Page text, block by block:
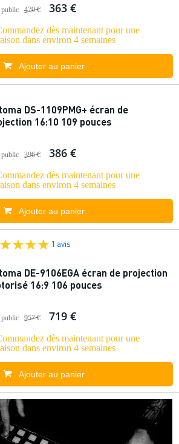
479 € 363 €
dès maintenant pour une
dans environ 4 semaines
Ajouter au panier
DS-1109PMG+ écran de
16:10 109 pouces
396 € 386 €
dès maintenant pour une
dans environ 4 semaines
Ajouter au panier
1 avis
DE-9106EGA écran de projection
16:9 106 pouces
957 € 719 €
dès maintenant pour une
dans environ 4 semaines
Ajouter au panier